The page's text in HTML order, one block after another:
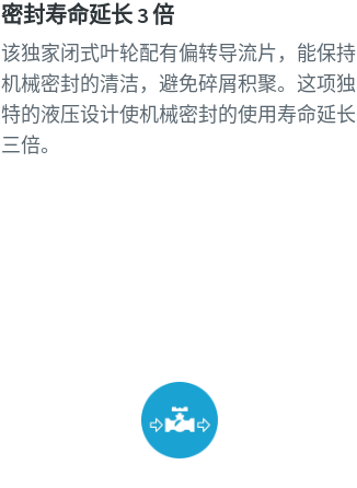
密封寿命延长 3 倍
该独家闭式叶轮配有偏转导流片，能保持
机械密封的清洁，避免碎屑积聚。这项独
特的液压设计使机械密封的使用寿命延长
三倍。